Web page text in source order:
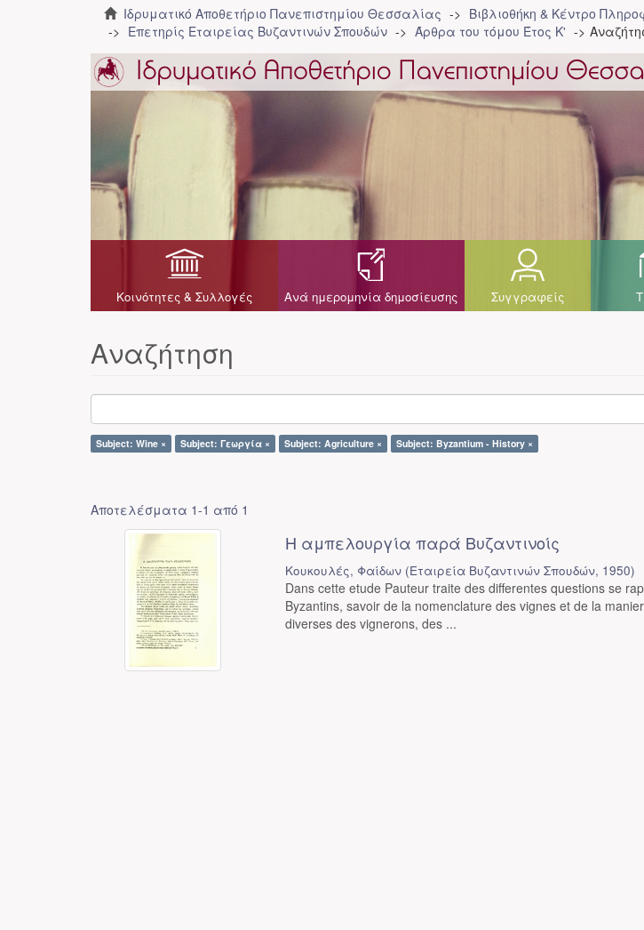
Ιδρυματικό Αποθετήριο Πανεπιστημίου Θεσσαλίας Βιβλιοθήκη & Κέντρο
Επετηρίς Εταιρείας Βυζαντινών Σπουδών
Άρθρα του τόμου Έτος Κ'
Κοινότητες & Συλλογές Ανά ημερομηνία δημοσίευσης Συγγραφείς
Αναζήτηση
Subject: Wine × Subject: Γεωργία × Subject: Agriculture × Subject: Byzantium - History ×
Αποτελέσματα 1-1 από 1
Η αμπελουργία παρά Βυζαντινοίς
Κουκουλές, Φαίδων (Εταιρεία Βυζαντινών Σπουδών, 1950)
Dans cette etude Pauteur traite des differentes questions se
Byzantins, savoir de la nomenclature des vignes et de la
diverses des vignerons, des ...